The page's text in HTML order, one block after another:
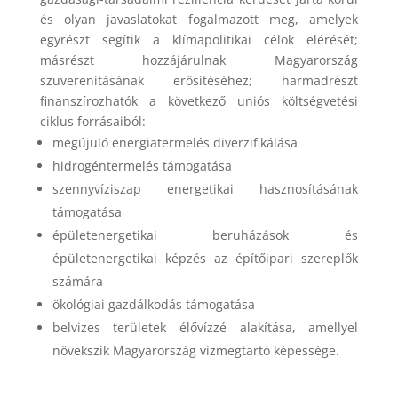
és olyan javaslatokat fogalmazott meg, amelyek
egyrészt segítik a klímapolitikai célok elérését;
másrészt hozzájárulnak Magyarország
szuverenitásának erősítéséhez; harmadrészt
finanszírozhatók a következő uniós költségvetési
ciklus forrásaiból:
megújuló energiatermelés diverzifikálása
hidrogéntermelés támogatása
szennyvíziszap energetikai hasznosításának
támogatása
épületenergetikai beruházások és
épületenergetikai képzés az építőipari szereplők
számára
ökológiai gazdálkodás támogatása
belvizes területek élővízzé alakítása, amellyel
növekszik Magyarország vízmegtartó képessége.